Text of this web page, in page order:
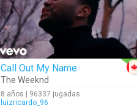
Call Out My Name
The Weeknd
8 años | 96337 jugadas
luizricardo_96